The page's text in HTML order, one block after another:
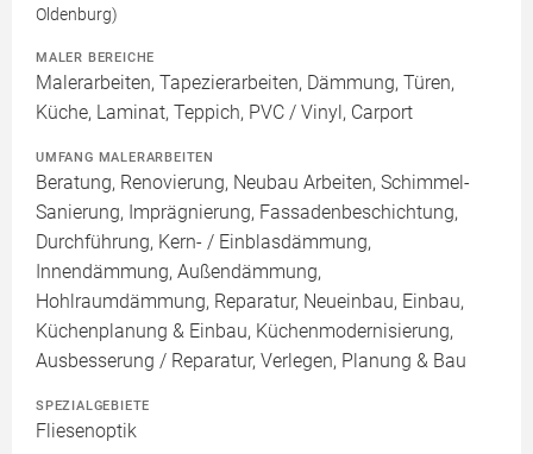
Oldenburg)
MALER BEREICHE
Malerarbeiten, Tapezierarbeiten, Dämmung, Türen,
Küche, Laminat, Teppich, PVC / Vinyl, Carport
UMFANG MALERARBEITEN
Beratung, Renovierung, Neubau Arbeiten, Schimmel-
Sanierung, Imprägnierung, Fassadenbeschichtung,
Durchführung, Kern- / Einblasdämmung,
Innendämmung, Außendämmung,
Hohlraumdämmung, Reparatur, Neueinbau, Einbau,
Küchenplanung & Einbau, Küchenmodernisierung,
Ausbesserung / Reparatur, Verlegen, Planung & Bau
SPEZIALGEBIETE
Fliesenoptik